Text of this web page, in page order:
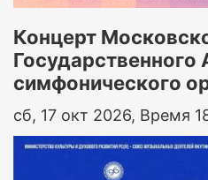
Концерт
Государственного
симфонического
сб, 17 окт 2026, Время